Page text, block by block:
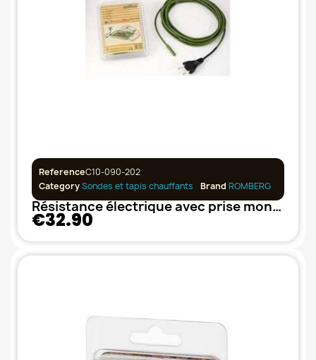
ReferenceC10-090-202
CategorySondes et tapis chauffants Brand ROMBERG
Résistance électrique avec prise montée, 6m - 30 w
€32.90